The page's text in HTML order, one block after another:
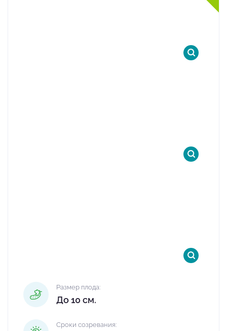
Размер плода:
До 10 см.
Сроки созревания: